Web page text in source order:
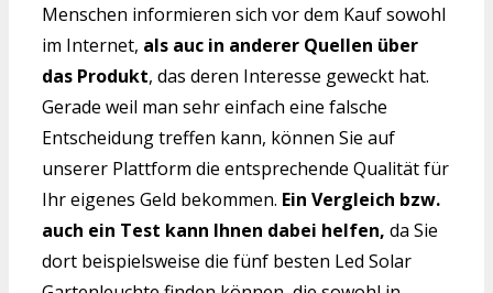
Menschen informieren sich vor dem Kauf sowohl
im Internet, als auc in anderer Quellen über
das Produkt, das deren Interesse geweckt hat.
Gerade weil man sehr einfach eine falsche
Entscheidung treffen kann, können Sie auf
unserer Plattform die entsprechende Qualität für
Ihr eigenes Geld bekommen. Ein Vergleich bzw.
auch ein Test kann Ihnen dabei helfen, da Sie
dort beispielsweise die fünf besten Led Solar